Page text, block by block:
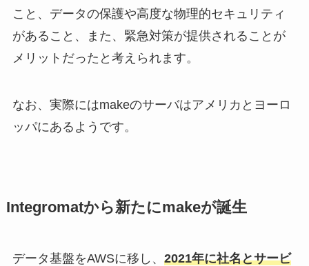
こと、データの保護や高度な物理的セキュリティ
があること、また、緊急対策が提供されることが
メリットだったと考えられます。
なお、実際にはmakeのサーバはアメリカとヨーロ
ッパにあるようです。
Integromatから新たにmakeが誕生
データ基盤をAWSに移し、 2021年に社名とサービ